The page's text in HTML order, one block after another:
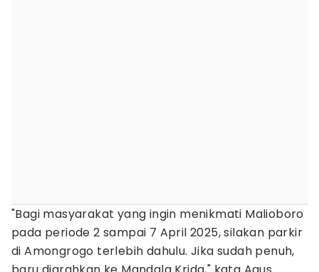
"Bagi masyarakat yang ingin menikmati Malioboro
pada periode 2 sampai 7 April 2025, silakan parkir
di Amongrogo terlebih dahulu. Jika sudah penuh,